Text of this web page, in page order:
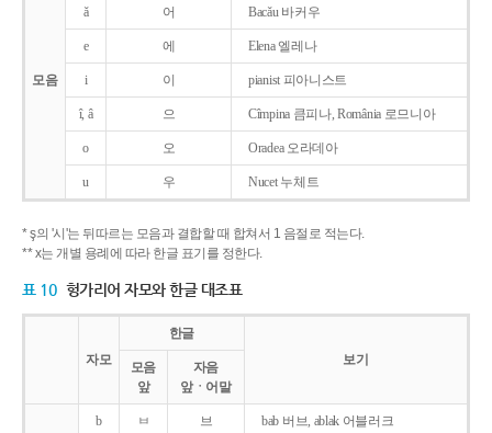
모음
ǎ 어 Bacǎu 바커우
e 에 Elena 엘레나
i 이 pianist 피아니스트
î, â 으 Cîmpina 큼피나, România 로므니아
o 오 Oradea 오라데아
u 우 Nucet 누체트
* ş의 '시'는 뒤따르는 모음과 결합할 때 합쳐서 1 음절로 적는다.
** x는 개별 용례에 따라 한글 표기를 정한다.
표 10 헝가리어 자모와 한글 대조표
자모
한글
보기
모음
앞
자음
앞ㆍ어말
b ㅂ 브 bab 버브, ablak 어블러크